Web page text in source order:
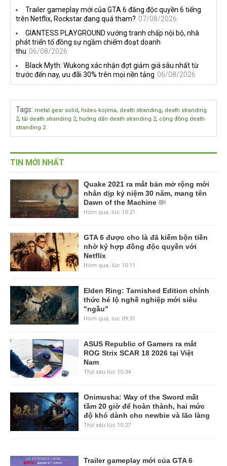
Trailer gameplay mới của GTA 6 đăng độc quyền 6 tiếng
trên Netflix, Rockstar đang quá tham? 07/08/2026
GIANTESS PLAYGROUND vướng tranh chấp nội bộ, nhà
phát triển tố đồng sự ngầm chiếm đoạt doanh
thu 06/08/2026
Black Myth: Wukong xác nhận đợt giảm giá sâu nhất từ
trước đến nay, ưu đãi 30% trên mọi nền tảng 06/08/2026
Tags: metal gear solid, hideo kojima, death stranding, death stranding
2, tải death stranding 2, hướng dẫn death stranding 2, cộng đồng death
stranding 2
TIN MỚI NHẤT
Quake 2021 ra mắt bản mở rộng mới
nhân dịp kỷ niệm 30 năm, mang tên
Dawn of the Machine
Hôm qua, lúc 10:21
GTA 6 được cho là đã kiếm bộn tiền
nhờ ký hợp đồng độc quyền với
Netflix
Hôm qua, lúc 10:11
Elden Ring: Tarnished Edition chính
thức hé lộ nghề nghiệp mới siêu
"ngầu"
Hôm qua, lúc 09:31
ASUS Republic of Gamers ra mắt
ROG Strix SCAR 18 2026 tại Việt
Nam
Thứ sáu lúc 10:34
Onimusha: Way of the Sword mất
tầm 20 giờ để hoàn thành, hai mức
độ khó dành cho newbie và lão làng
Thứ sáu lúc 10:27
Trailer gameplay mới của GTA 6